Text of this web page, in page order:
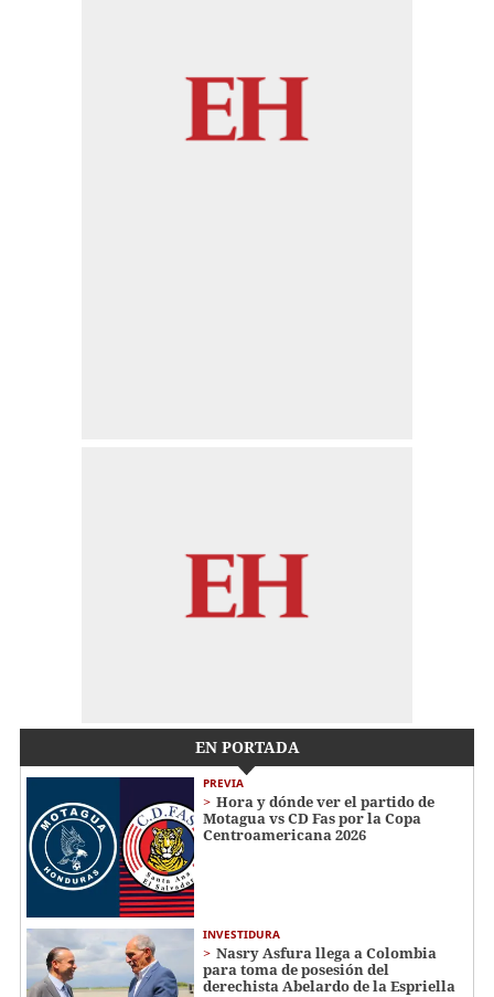
EN PORTADA
PREVIA
Hora y dónde ver el partido de
Motagua vs CD Fas por la Copa
Centroamericana 2026
INVESTIDURA
Nasry Asfura llega a Colombia
para toma de posesión del
derechista Abelardo de la Espriella